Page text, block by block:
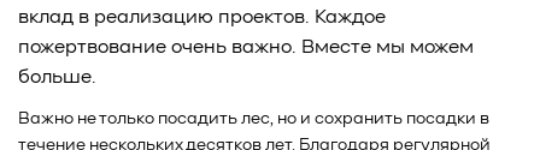
вклад в реализацию проектов. Каждое
пожертвование очень важно. Вместе мы можем
больше.
Важно не только посадить лес, но и сохранить посадки в
течение нескольких десятков лет. Благодаря регулярной